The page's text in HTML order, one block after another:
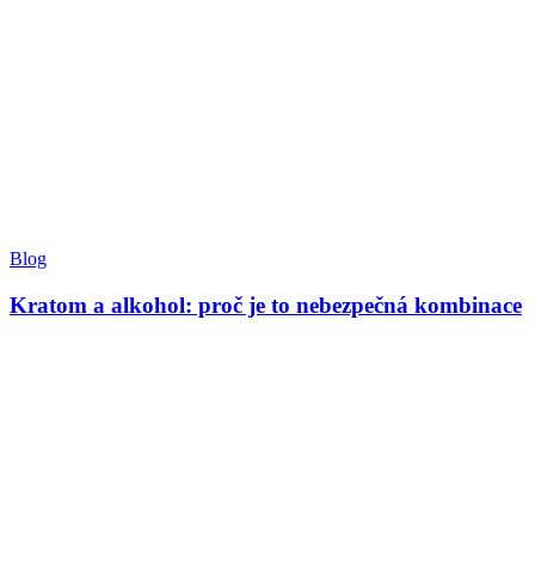
Blog
Kratom a alkohol: proč je to nebezpečná kombinace